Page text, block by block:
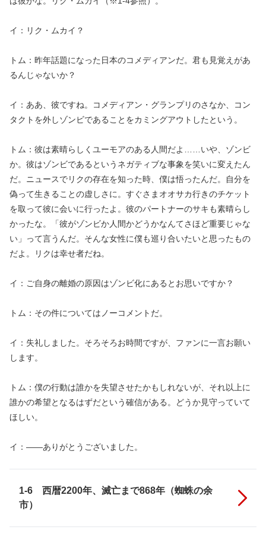
イ：リク・ムカイ？
トム：昨年話題になった日本のコメディアンだ。君も見覚えがあ
るんじゃないか？
イ：ああ、彼ですね。コメディアン・グランプリのさなか、コン
タクトを外しゾンビであることをカミングアウトしたという。
トム：彼は素晴らしくユーモアのある人間だよ……いや、ゾンビ
か。彼はゾンビであるというネガティブな事象を笑いに変えたん
だ。ニュースでリクの存在を知った時、僕は悟ったんだ。自分を
偽って生きることの虚しさに。すぐさまオオサカ行きのチケット
を取って彼に会いに行ったよ。彼のパートナーのサキも素晴らし
かったな。「彼がゾンビか人間かどうかなんてさほど重要じゃな
い」って言うんだ。そんな女性に僕も巡り合いたいと思ったもの
だよ。リクは幸せ者だね。
イ：ご自身の離婚の原因はゾンビ化にあるとお思いですか？
トム：その件についてはノーコメントだ。
イ：失礼しました。そろそろお時間ですが、ファンに一言お願い
します。
トム：僕の行動は誰かを失望させたかもしれないが、それ以上に
誰かの希望となるはずだという確信がある。どうか見守っていて
ほしい。
イ：――ありがとうございました。
1-6 西暦2200年、滅亡まで868年（蜘蛛の余
市）